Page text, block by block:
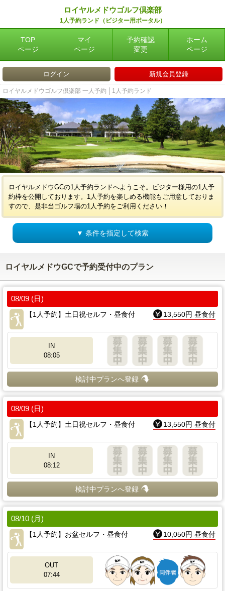
ロイヤルメドウゴルフ倶楽部
1人予約ランド（ビジター用ポータル）
TOP
ページ
マイ
ページ
予約確認
変更
ホーム
ページ
ログイン 新規会員登録
ロイヤルメドウゴルフ倶楽部 一人予約 │1人予約ランド
ロイヤルメドウGCの1人予約ランドへようこそ。ビジター様用の1人予
約枠を公開しております。1人予約を楽しめる機能もご用意しておりま
すので、是非当ゴルフ場の1人予約をご利用ください！
▼ 条件を指定して検索
ロイヤルメドウGCで予約受付中のプラン
08/09 (日)
【1人予約】土日祝セルフ・昼食付
13,550円 昼食付
IN
08:05
検討中プランへ登録
08/09 (日)
【1人予約】土日祝セルフ・昼食付
13,550円 昼食付
IN
08:12
検討中プランへ登録
08/10 (月)
【1人予約】お盆セルフ・昼食付
10,050円 昼食付
OUT
07:44